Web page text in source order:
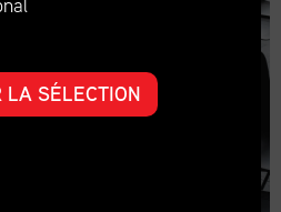
LA SÉLECTION